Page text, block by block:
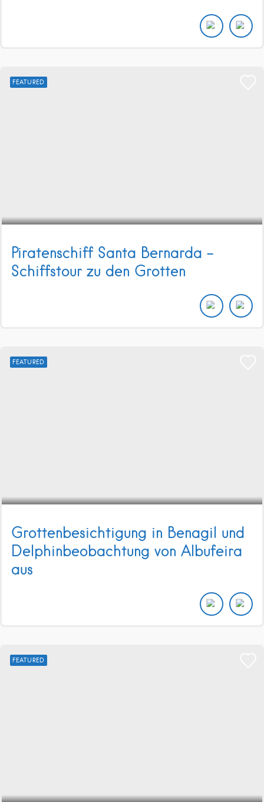
FEATURED
Piratenschiff Santa Bernarda –
Schiffstour zu den Grotten
FEATURED
Grottenbesichtigung in Benagil und
Delphinbeobachtung von Albufeira
aus
FEATURED